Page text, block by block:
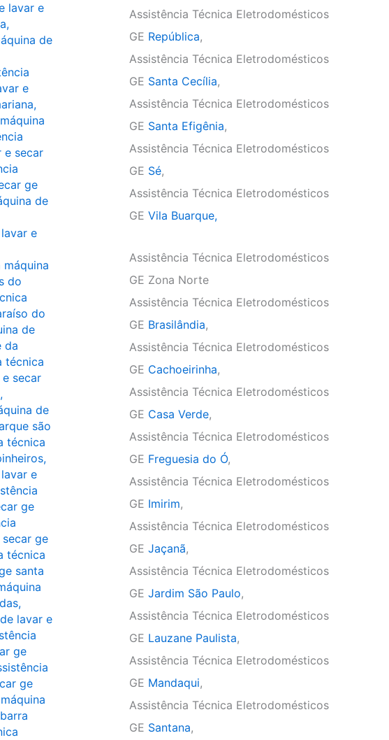
lavar e
,
de
e
,
e secar
ge
de
e
do
do
de
da
técnica
secar
,
de
são
técnica
,
e
ge
ge
técnica
santa
,
lavar e
ge
ge
Assistência Técnica Eletrodomésticos
GE República,
Assistência Técnica Eletrodomésticos
GE Santa Cecília,
Assistência Técnica Eletrodomésticos
GE Santa Efigênia,
Assistência Técnica Eletrodomésticos
GE Sé,
Assistência Técnica Eletrodomésticos
GE Vila Buarque,
Assistência Técnica Eletrodomésticos
GE Zona Norte
Assistência Técnica Eletrodomésticos
GE Brasilândia,
Assistência Técnica Eletrodomésticos
GE Cachoeirinha,
Assistência Técnica Eletrodomésticos
GE Casa Verde,
Assistência Técnica Eletrodomésticos
GE Freguesia do Ó,
Assistência Técnica Eletrodomésticos
GE Imirim,
Assistência Técnica Eletrodomésticos
GE Jaçanã,
Assistência Técnica Eletrodomésticos
GE Jardim São Paulo,
Assistência Técnica Eletrodomésticos
GE Lauzane Paulista,
Assistência Técnica Eletrodomésticos
GE Mandaqui,
Assistência Técnica Eletrodomésticos
GE Santana,